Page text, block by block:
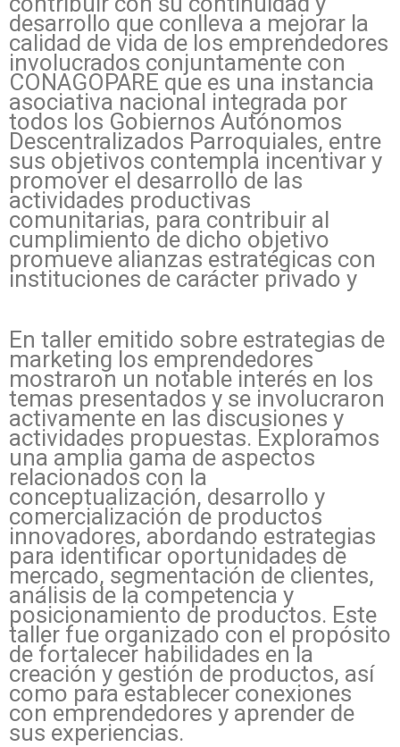
desarrollo que conlleva a mejorar la
calidad de vida de los emprendedores
involucrados conjuntamente con
CONAGOPARE que es una instancia
asociativa nacional integrada por
todos los Gobiernos Autónomos
Descentralizados Parroquiales, entre
sus objetivos contempla incentivar y
promover el desarrollo de las
actividades productivas
comunitarias, para contribuir al
cumplimiento de dicho objetivo
promueve alianzas estratégicas con
instituciones de carácter privado y
En taller emitido sobre estrategias de
marketing los emprendedores
mostraron un notable interés en los
temas presentados y se involucraron
activamente en las discusiones y
actividades propuestas. Exploramos
una amplia gama de aspectos
relacionados con la
conceptualización, desarrollo y
comercialización de productos
innovadores, abordando estrategias
para identificar oportunidades de
mercado, segmentación de clientes,
análisis de la competencia y
posicionamiento de productos. Este
taller fue organizado con el propósito
de fortalecer habilidades en la
creación y gestión de productos, así
como para establecer conexiones
con emprendedores y aprender de
sus experiencias.